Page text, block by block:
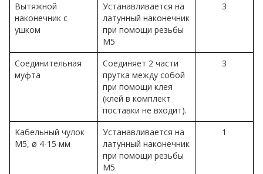
Вытяжной
наконечник с
ушком
Устанавливается на
латунный наконечник
при помощи резьбы
М5
3
Соединительная
муфта
Соединяет 2 части
прутка между собой
при помощи клея
(клей в комплект
поставки не входит).
3
Кабельный чулок
M5, ø 4-15 мм
Устанавливается на
латунный наконечник
при помощи резьбы
М5
1